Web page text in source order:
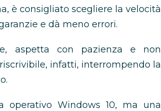
è consigliato scegliere la velocità
e dà meno errori.
aspetta con pazienza e non
infatti, interrompendo la
Windows 10, ma una